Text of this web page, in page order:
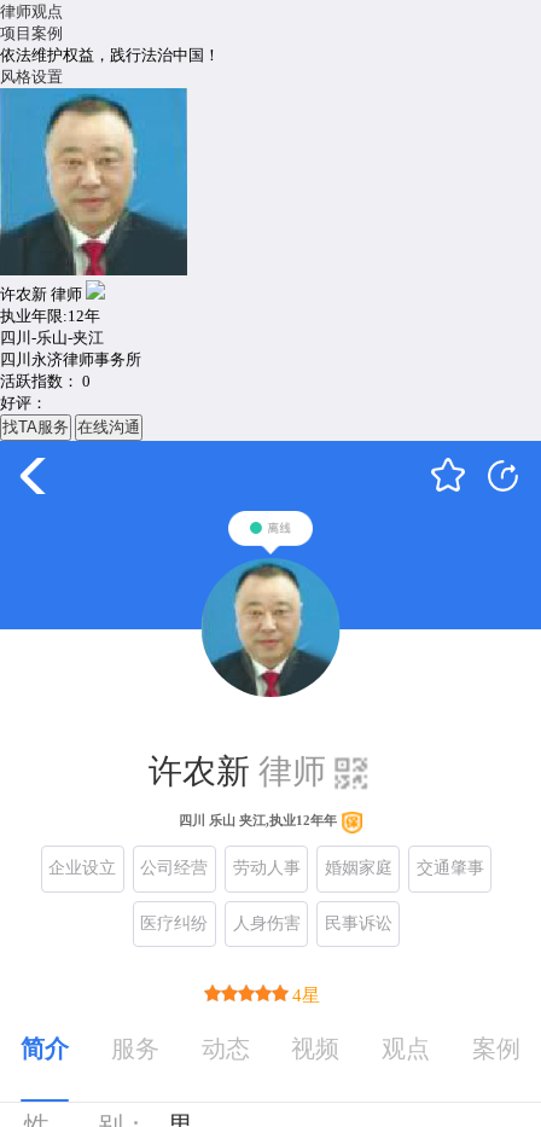
律师观点
项目案例
依法维护权益，践行法治中国！
风格设置
许农新 律师
执业年限:12年
四川-乐山-夹江
四川永济律师事务所
活跃指数： 0
好评：
找TA服务 在线沟通
许农新 律师
四川 乐山 夹江,执业12年年
企业设立 公司经营 劳动人事 婚姻家庭 交通肇事
医疗纠纷 人身伤害 民事诉讼
4星
简介 服务 动态 视频 观点 案例
基本信息